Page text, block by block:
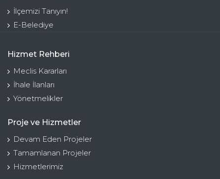
İlçemizi Tanıyın!
E-Belediye
Hizmet Rehberi
Meclis Kararları
İhale İlanları
Yönetmelikler
Proje ve Hizmetler
Devam Eden Projeler
Tamamlanan Projeler
Hizmetlerimiz